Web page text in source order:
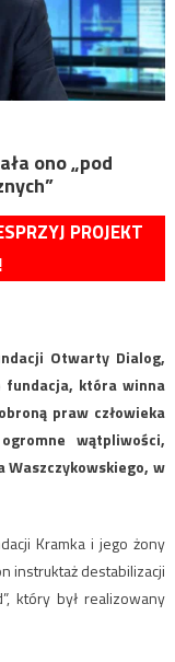
ono „pod
PROJEKT
Otwarty Dialog,
która winna
praw człowieka
wątpliwości,
w
Kramka i jego żony
instruktaż destabilizacji
który był realizowany